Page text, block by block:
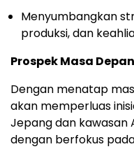
Menyumbangkan
produksi, dan
Prospek Masa Depan
Dengan menatap
akan memperluas
Jepang dan kawasan
dengan berfokus